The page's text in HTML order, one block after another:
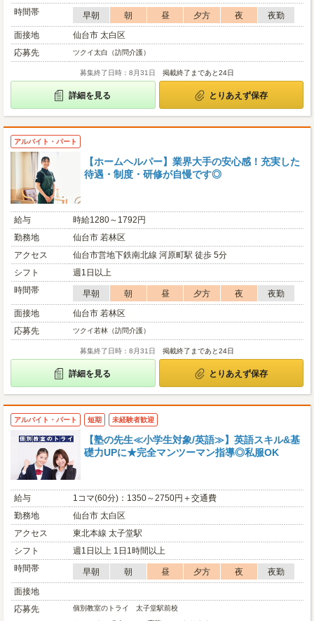
時間帯
早朝 朝 昼 夕方 夜
夜勤
面接地
仙台市 太白区
応募先
ツクイ太白（訪問介護）
募集終了日時：8月31日 掲載終了まであと24日
詳細を見る とりあえず保存
アルバイト・パート
【ホームヘルパー】業界大手の安心感！充実した
待遇・制度・研修が自慢です◎
給与
時給1280～1792円
勤務地
仙台市 若林区
アクセス
仙台市営地下鉄南北線 河原町駅 徒歩 5分
シフト
週1日以上
時間帯
早朝 朝 昼 夕方 夜
夜勤
面接地
仙台市 若林区
応募先
ツクイ若林（訪問介護）
募集終了日時：8月31日 掲載終了まであと24日
詳細を見る とりあえず保存
アルバイト・パート 短期 未経験者歓迎
【塾の先生≪小学生対象/英語≫】英語スキル&基
礎力UPに★完全マンツーマン指導◎私服OK
給与
1コマ(60分)：1350～2750円＋交通費
勤務地
仙台市 太白区
アクセス
東北本線 太子堂駅
シフト
週1日以上 1日1時間以上
時間帯
早朝 朝 昼 夕方 夜
夜勤
面接地
応募先
個別教室のトライ 太子堂駅前校